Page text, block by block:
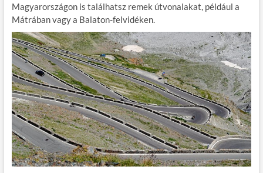
Magyarországon is találhatsz remek útvonalakat, például a
Mátrában vagy a Balaton-felvidéken.